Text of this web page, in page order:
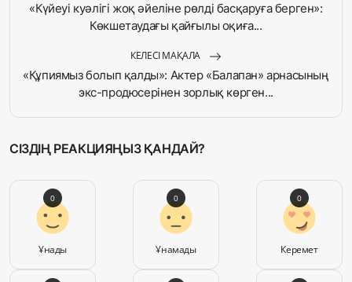
«Күйеуі куәлігі жоқ әйеліне рөлді басқаруға берген»:
Көкшетаудағы қайғылы оқиға...
КЕЛЕСІ МАҚАЛА
«Құпиямыз болып қалды»: Актер «Балапан» арнасының
экс-продюсерінен зорлық көрген...
СІЗДІҢ РЕАКЦИЯҢЫЗ ҚАНДАЙ?
Ұнады
0
Ұнамады
0
Керемет
0